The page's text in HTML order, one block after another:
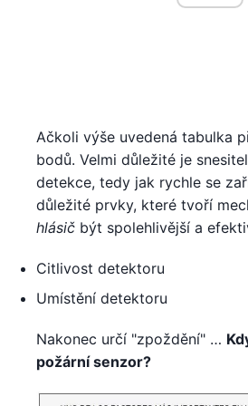
Ačkoli výše uvedená tabulka
bodů. Velmi důležité je
detekce, tedy jak rychle se
důležité prvky, které tvoří
hlásič být spolehlivější a
Citlivost detektoru
Umístění detektoru
Nakonec určí "zpoždění" …
požární senzor?